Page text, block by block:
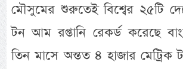
মৌসুমের শুরুতেই বিশ্বের ২৫টি
টন আম রপ্তানি রেকর্ড করেছে
তিন মাসে অন্তত ৪ হাজার মেট্রিক